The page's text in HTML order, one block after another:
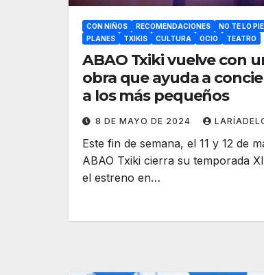
CON NIÑOS RECOMENDACIONES
NO TE LO
PLANES
TXIKIS CULTURA OCIO TEATRO
ABAO Txiki vuelve con
obra que ayuda a
a los más pequeños
8 DE MAYO DE 2024
Este fin de semana, el 11 y 12 de
ABAO Txiki cierra su temporada
el estreno en…